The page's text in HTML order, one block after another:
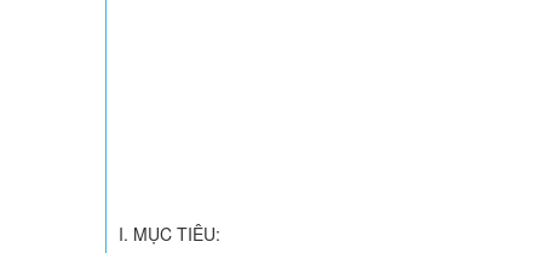
I. MỤC TIÊU: